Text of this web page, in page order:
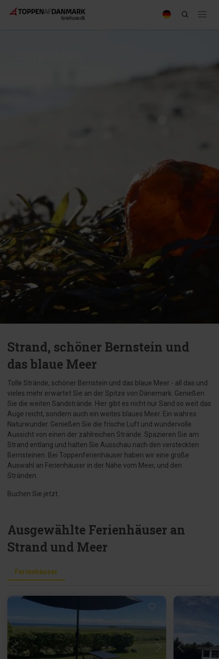
Strand, schöner Bernstein und
das blaue Meer
Tolle Strände, schöner Bernstein und das blaue Meer - all das und
vieles mehr erwartet Sie an der Spitze von Dänemark. Genießen
Sie die weiten Sandstrände. Hier gibt es nicht nur Sand so weit das
Auge reicht, sondern auch ein weites blaues Meer. Ein wahres
Naturwunder. Genießen Sie die frische Luft und wundervolle
Aussicht von einen der zahlreichen Strände. Spazieren Sie am
Strand entlang und halten Sie Ausschau nach den versteckten
Bernsteinen. Bei Toppenferienhäuser haben wir eine große
Auswahl an Ferienhäuser in der Nähe vom Meer, und den
Stränden.
Buchen Sie jetzt.
Ausgewählte Ferienhäuser an
Strand und Meer
Ferienhäuser
Lädt ...